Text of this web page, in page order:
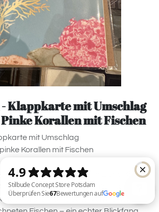
Klappkarte mit Umschlag
Korallen mit Fischen
mit Umschlag
Korallen mit Fischen
Klappkarte von Künstlerin Elena Klein
der Unterwasserwelt aufs Papier. Das
Korallen, umgeben von kleinen,